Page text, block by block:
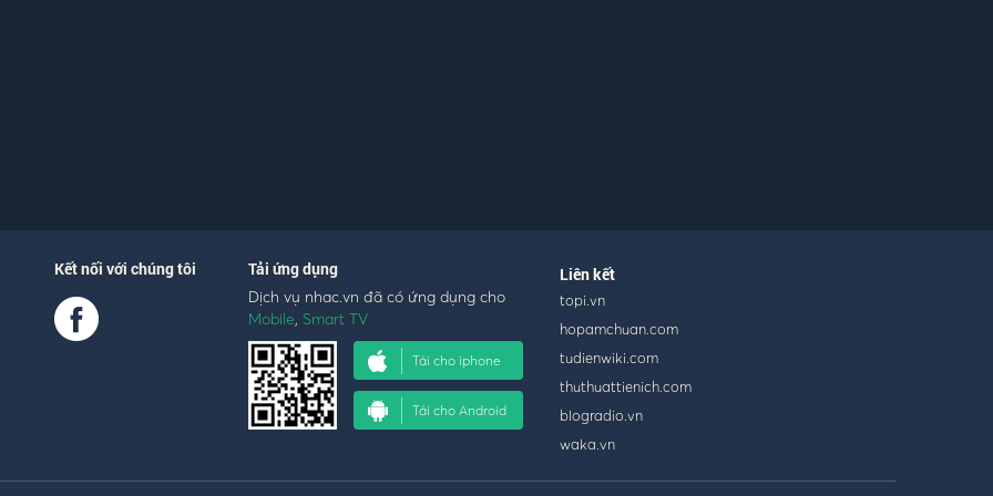
Kết nối với chúng tôi Tải ứng dụng
Dịch vụ nhac.vn đã có ứng dụng cho
Mobile, Smart TV
Tải cho iphone
Tải cho Android
Liên kết
topi.vn
hopamchuan.com
tudienwiki.com
thuthuattienich.com
blogradio.vn
waka.vn